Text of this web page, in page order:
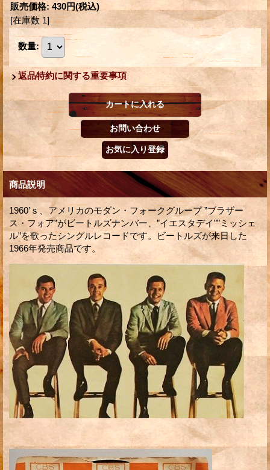
販売価格: 430円(税込)
[在庫数 1]
数量:
返品特約に関する重要事項
商品説明
1960’ｓ、アメリカのモダン・フォークグループ ”ブラザー
ス・フォア”がビートルズナンバー、”イエスタデイ””ミッシェ
ル”を歌ったシングルレコードです。ビートルズが来日した
1966年発売商品です。